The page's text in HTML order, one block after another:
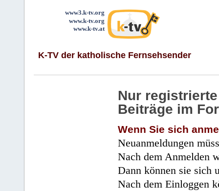
www3.k-tv.org
www.k-tv.org
www.k-tv.at
K-TV der katholische Fernsehsender
Nur
Beiträge im
Wenn Sie sich
Neuanmeldungen
Nach dem Anmelden
Dann können sie sich
Nach dem Einloggen